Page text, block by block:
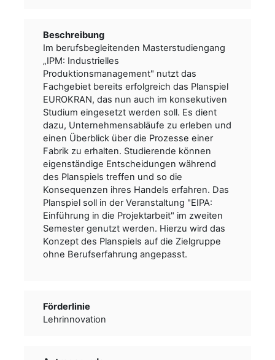
Beschreibung
Im berufsbegleitenden Masterstudiengang
„IPM: Industrielles
Produktionsmanagement" nutzt das
Fachgebiet bereits erfolgreich das Planspiel
EUROKRAN, das nun auch im konsekutiven
Studium eingesetzt werden soll. Es dient
dazu, Unternehmensabläufe zu erleben und
einen Überblick über die Prozesse einer
Fabrik zu erhalten. Studierende können
eigenständige Entscheidungen während
des Planspiels treffen und so die
Konsequenzen ihres Handels erfahren. Das
Planspiel soll in der Veranstaltung "EIPA:
Einführung in die Projektarbeit" im zweiten
Semester genutzt werden. Hierzu wird das
Konzept des Planspiels auf die Zielgruppe
ohne Berufserfahrung angepasst.
Förderlinie
Lehrinnovation